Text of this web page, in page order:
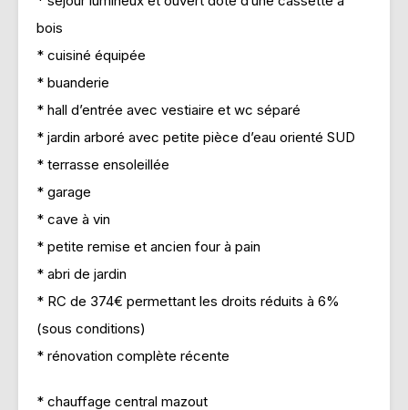
bois
* cuisiné équipée
* buanderie
* hall d’entrée avec vestiaire et wc séparé
* jardin arboré avec petite pièce d’eau orienté SUD
* terrasse ensoleillée
* garage
* cave à vin
* petite remise et ancien four à pain
* abri de jardin
* RC de 374€ permettant les droits réduits à 6%
(sous conditions)
* rénovation complète récente
* chauffage central mazout